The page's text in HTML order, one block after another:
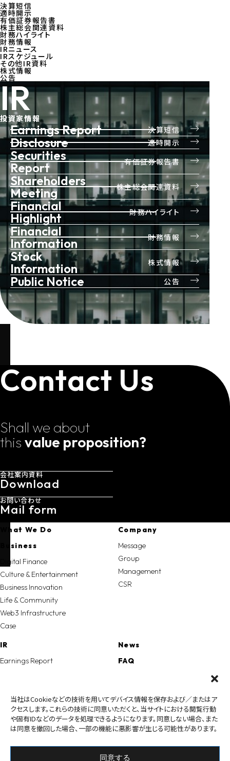
当社はCookieなどの技術を用いてデバイス情報を保存および／またはア
クセスします。これらの技術に同意いただくと、当サイトにおける閲覧行動
や固有IDなどのデータを処理できるようになります。同意しない場合、また
は同意を撤回した場合、一部の機能に悪影響が生じる可能性があります。
同意する
決算短信
適時開示
有価証券報告書
株主総会関連資料
財務ハイライト
財務情報
IRニュース
IRスケジュール
その他IR資料
株式情報
公告
IR
投資家情報
Earnings Report 決算短信
Disclosure 適時開示
Securities
Report
有価証券報告書
Shareholders
Meeting
株主総会関連資料
Financial
Highlight
財務ハイライト
Financial
Information
財務情報
Stock
Information
株式情報
Public Notice 公告
Contact Us
Shall we about
this value proposition?
会社案内資料
Download
お問い合わせ
Mail form
What We Do
Business
Digital Finance
Culture & Entertainment
Business Innovation
Life & Community
Web3 Infrastructure
Case
Company
Message
Group
Management
CSR
IR
Earnings Report
Shareholders Meeting
Financial Highlight
Financial Information
News
FAQ
Contact
Crypto